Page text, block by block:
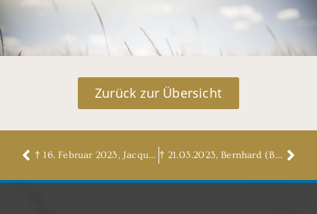
Zurück zur Übersicht
† 16. Februar 2023, Jacqueline Neumann † 21.03.2023, Bernhard (Ben) Grimm